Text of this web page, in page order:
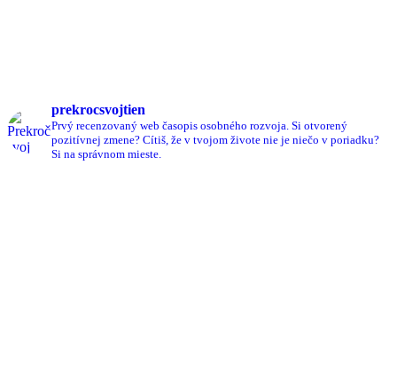
prekrocsvojtien
Prvý recenzovaný web časopis osobného rozvoja. Si otvorený
pozitívnej zmene? Cítiš, že v tvojom živote nie je niečo v poriadku?
Si na správnom mieste.